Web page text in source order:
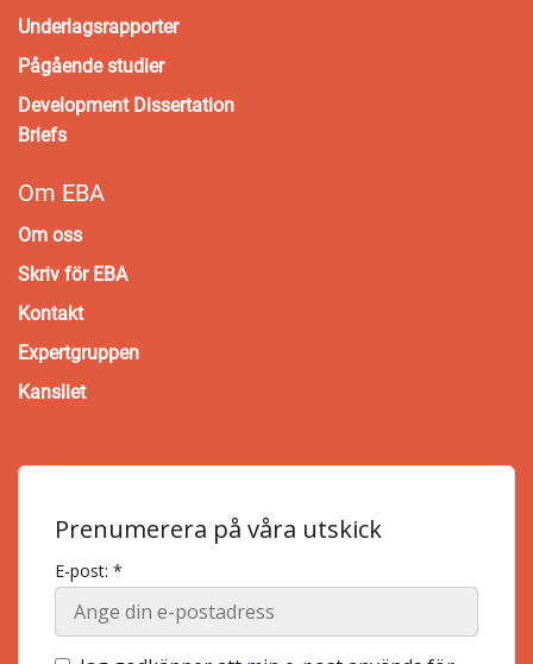
Underlagsrapporter
Pågående studier
Development Dissertation
Briefs
Om EBA
Om oss
Skriv för EBA
Kontakt
Expertgruppen
Kansliet
Prenumerera på våra utskick
E-post: *